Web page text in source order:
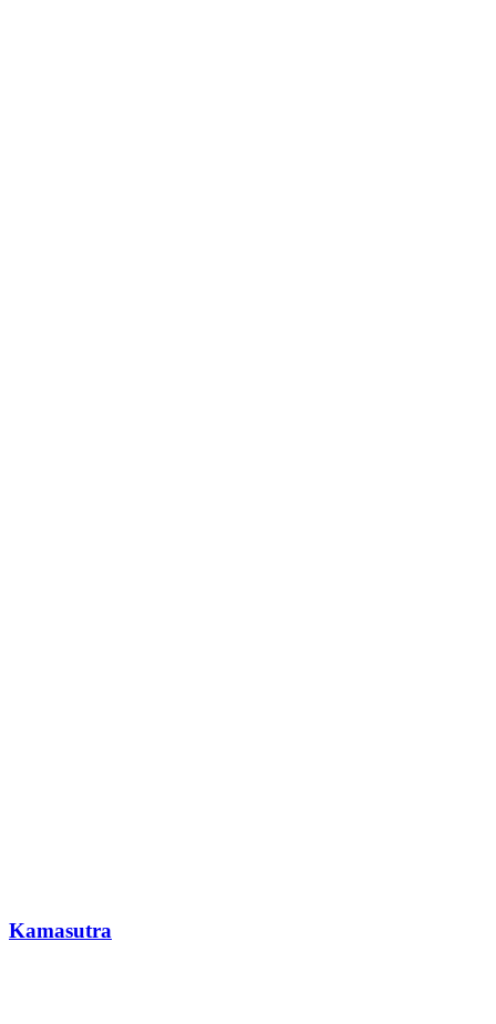
Kamasutra